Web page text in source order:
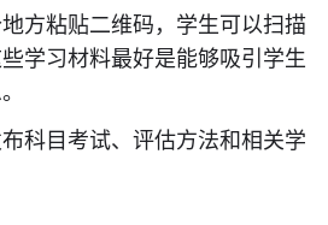
方粘贴二维码，学生可以扫描
学习材料最好是能够吸引学生
科目考试、评估方法和相关学